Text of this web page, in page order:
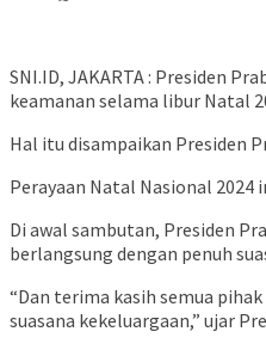
SNI.ID, JAKARTA : Presiden
keamanan selama libur Natal
Hal itu disampaikan Presiden
Perayaan Natal Nasional
Di awal sambutan, Presiden
berlangsung dengan penuh
“Dan terima kasih semua
suasana kekeluargaan,” ujar